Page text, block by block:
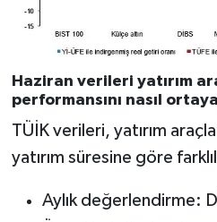
Haziran verileri yatırım
performansını nasıl
TÜİK verileri, yatırım
yatırım süresine göre
Aylık değerlendirme: